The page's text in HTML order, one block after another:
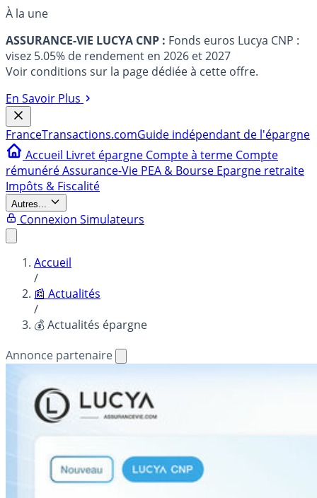
À la une
ASSURANCE-VIE LUCYA CNP : Fonds euros Lucya CNP :
visez 5.05% de rendement en 2026 et 2027
Voir conditions sur la page dédiée à cette offre.
En Savoir Plus
FranceTransactions.comGuide indépendant de l'épargne
Accueil Livret épargne Compte à terme Compte
rémunéréAssurance-Vie PEA & Bourse Epargne retraite
Impôts & Fiscalité
Autres...
Connexion Simulateurs
Accueil
/
📰 Actualités
/
💰 Actualités épargne
Annonce partenaire